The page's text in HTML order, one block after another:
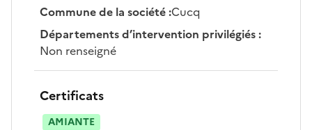
Commune de la société:Cucq
Départements d’intervention privilégiés:
Non renseigné
Certificats
AMIANTE